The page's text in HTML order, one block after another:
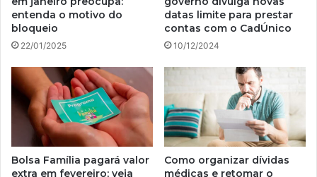
entenda o motivo do
bloqueio
22/01/2025
datas limite para prestar
contas com o CadÚnico
10/12/2024
Bolsa Família pagará valor
extra em fevereiro; veja
Como organizar dívidas
médicas e retomar o